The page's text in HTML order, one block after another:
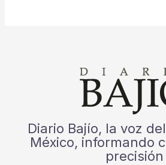
Diario Bajío, la voz
México, informando
precisión